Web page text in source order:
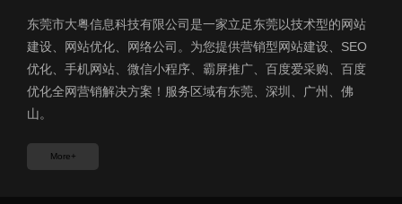
东莞市大粤信息科技有限公司是一家立足东莞以技术型的网站
建设、网站优化、网络公司。为您提供营销型网站建设、SEO
优化、手机网站、微信小程序、霸屏推广、百度爱采购、百度
优化全网营销解决方案！服务区域有东莞、深圳、广州、佛
山。
More+